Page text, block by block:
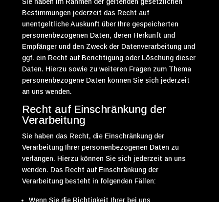
Bestimmungen jederzeit das Recht auf
unentgeltliche Auskunft über Ihre gespeicherten
personenbezogenen Daten, deren Herkunft und
Empfänger und den Zweck der Datenverarbeitung und
ggf. ein Recht auf Berichtigung oder Löschung dieser
Daten. Hierzu sowie zu weiteren Fragen zum Thema
personenbezogene Daten können Sie sich jederzeit
an uns wenden.
Recht auf Einschränkung der
Verarbeitung
Sie haben das Recht, die Einschränkung der
Verarbeitung Ihrer personenbezogenen Daten zu
verlangen. Hierzu können Sie sich jederzeit an uns
wenden. Das Recht auf Einschränkung der
Verarbeitung besteht in folgenden Fällen:
Wenn Sie die Richtigkeit Ihrer bei uns